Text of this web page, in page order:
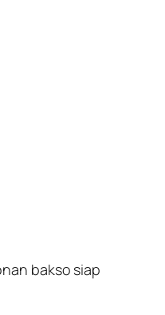
bakso siap